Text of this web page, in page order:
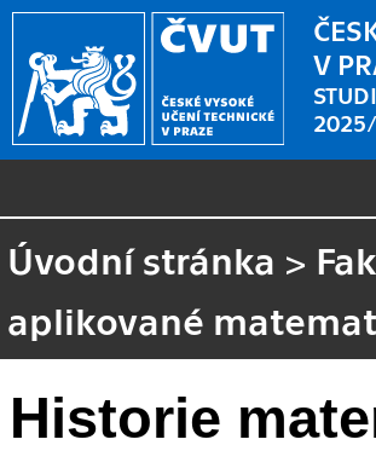
V
Úvodní stránka >
aplikované
Historie